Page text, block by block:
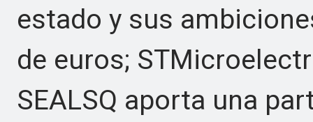
estado y sus
de euros;
SEALSQ aporta una